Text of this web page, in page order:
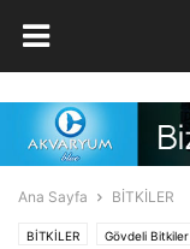
Ana Sayfa BİTKİLER
BİTKİLER Gövdeli Bitkiler